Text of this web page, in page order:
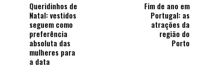
Queridinhos de
Natal: vestidos
seguem como
preferência
absoluta das
mulheres para
a data
Fim de ano em
Portugal: as
atrações da
região do
Porto